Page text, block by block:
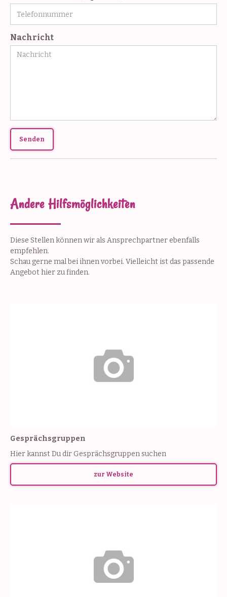
Nachricht
Andere Hilfsmöglichkeiten
Diese Stellen können wir als Ansprechpartner ebenfalls
empfehlen.
Schau gerne mal bei ihnen vorbei. Vielleicht ist das passende
Angebot hier zu finden.
Gesprächsgruppen
Hier kannst Du dir Gesprächsgruppen suchen
zur Website